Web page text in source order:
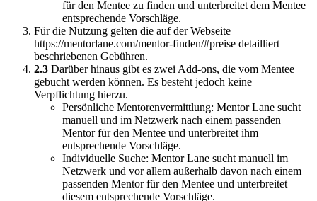
für den Mentee zu finden und unterbreitet dem Mentee
entsprechende Vorschläge.
Für die Nutzung gelten die auf der Webseite
https://mentorlane.com/mentor-finden/#preise detailliert
beschriebenen Gebühren.
2.3 Darüber hinaus gibt es zwei Add-ons, die vom Mentee
gebucht werden können. Es besteht jedoch keine
Verpflichtung hierzu.
Persönliche Mentorenvermittlung: Mentor Lane sucht
manuell und im Netzwerk nach einem passenden
Mentor für den Mentee und unterbreitet ihm
entsprechende Vorschläge.
Individuelle Suche: Mentor Lane sucht manuell im
Netzwerk und vor allem außerhalb davon nach einem
passenden Mentor für den Mentee und unterbreitet
diesem entsprechende Vorschläge.